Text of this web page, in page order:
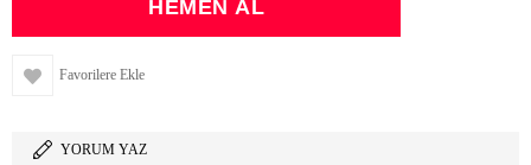
Favorilere Ekle
YORUM YAZ